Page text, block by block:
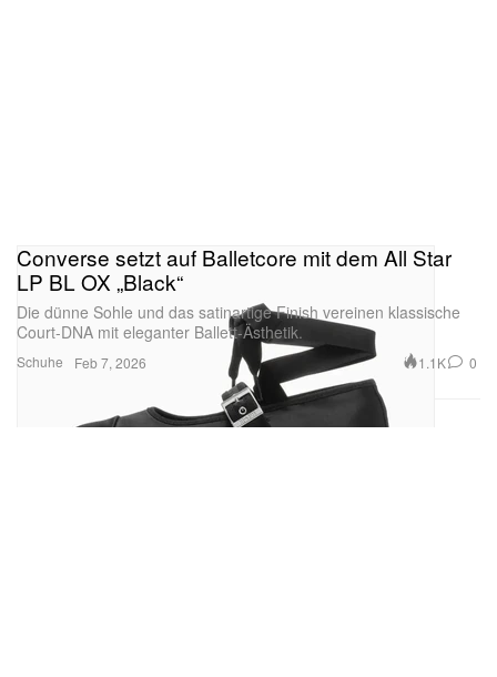
Schuhe
Converse setzt auf Balletcore mit dem All Star
LP BL OX „Black“
Die dünne Sohle und das satinartige Finish vereinen klassische
Court-DNA mit eleganter Ballett-Ästhetik.
Feb 7, 2026 1.1K 0